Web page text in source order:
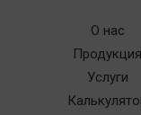
О нас
Продукция
Услуги